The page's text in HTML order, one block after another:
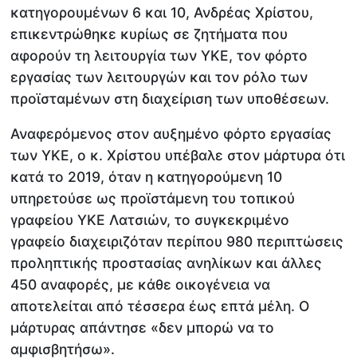
κατηγορουμένων 6 και 10, Ανδρέας Χρίστου,
επικεντρώθηκε κυρίως σε ζητήματα που
αφορούν τη λειτουργία των ΥΚΕ, τον φόρτο
εργασίας των λειτουργών και τον ρόλο των
προϊσταμένων στη διαχείριση των υποθέσεων.
Αναφερόμενος στον αυξημένο φόρτο εργασίας
των ΥΚΕ, ο κ. Χρίστου υπέβαλε στον μάρτυρα ότι
κατά το 2019, όταν η κατηγορούμενη 10
υπηρετούσε ως προϊστάμενη του τοπικού
γραφείου ΥΚΕ Λατσιών, το συγκεκριμένο
γραφείο διαχειριζόταν περίπου 980 περιπτώσεις
προληπτικής προστασίας ανηλίκων και άλλες
450 αναφορές, με κάθε οικογένεια να
αποτελείται από τέσσερα έως επτά μέλη. Ο
μάρτυρας απάντησε «δεν μπορώ να το
αμφισβητήσω».